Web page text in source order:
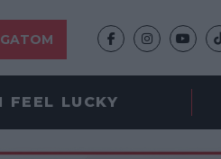
I FEEL LUCKY